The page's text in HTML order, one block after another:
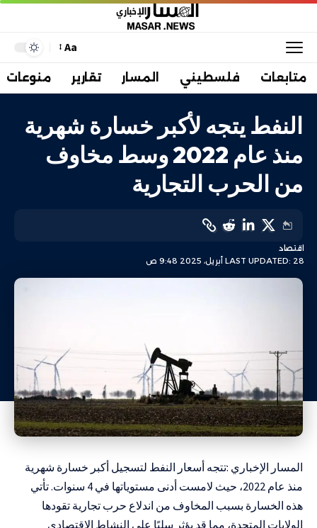
Aa
متابعات فلسطيني المسار تقارير منوعات
النفط يتجه لأكبر خسارة شهرية
منذ عام 2022 وسط مخاوف
من الحرب التجارية
LAST UPDATED: 28 أبريل، 2025 9:48 ص
اقتصاد
المسار الإخباري :تتجه أسعار النفط لتسجيل أكبر خسارة شهرية
منذ عام 2022، حيث لامست أدنى مستوياتها في 4 سنوات. تأتي
هذه الخسارة بسبب المخاوف من اندلاع حرب تجارية تقودها
الولايات المتحدة، مما قد يؤثر سلبًا على النشاط الاقتصادي